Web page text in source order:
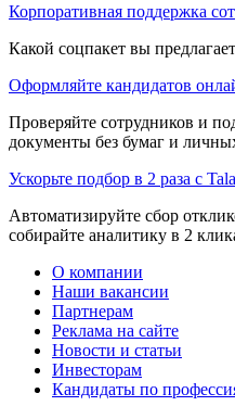
Корпоративная поддержка
Какой соцпакет вы
Оформляйте кандидатов
Проверяйте сотрудников и
документы без бумаг и
Ускорьте подбор в 2 раза с
Автоматизируйте сбор
собирайте аналитику в 2
О компании
Наши вакансии
Партнерам
Реклама на сайте
Новости и статьи
Инвесторам
Кандидаты по